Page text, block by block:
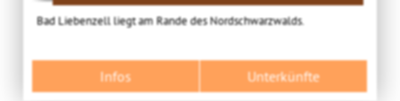
Bad Liebenzell liegt am Rande des Nordschwarzwalds.
Infos Unterkünfte